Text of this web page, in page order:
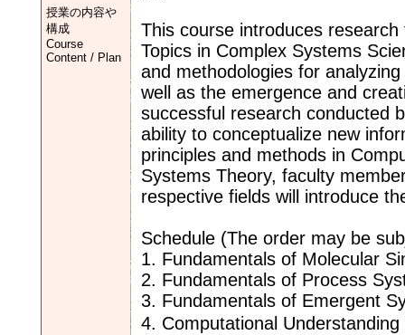
授業の内容や
構成
Course
Content / Plan
This course introduces
Topics in Complex Systems
and methodologies for
well as the emergence and
successful research conducted
ability to conceptualize new
principles and methods in
Systems Theory, faculty
respective fields will introduce
Schedule (The order may be
1. Fundamentals of Molecular
2. Fundamentals of Process
3. Fundamentals of Emergent
4. Computational